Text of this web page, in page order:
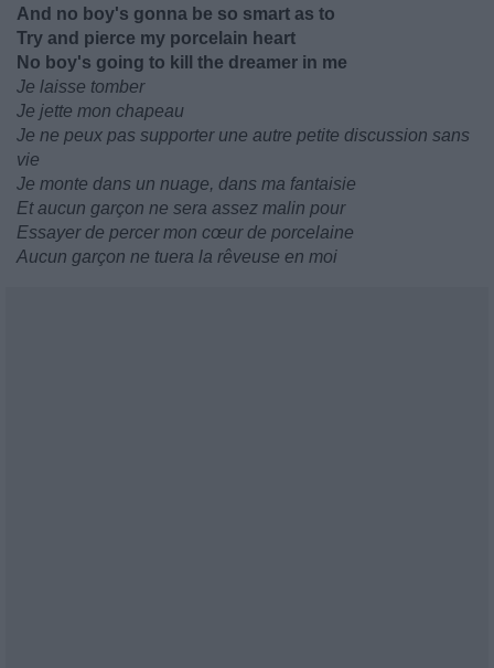
And no boy's gonna be so smart as to
Try and pierce my porcelain heart
No boy's going to kill the dreamer in me
Je laisse tomber
Je jette mon chapeau
Je ne peux pas supporter une autre petite discussion sans
vie
Je monte dans un nuage, dans ma fantaisie
Et aucun garçon ne sera assez malin pour
Essayer de percer mon cœur de porcelaine
Aucun garçon ne tuera la rêveuse en moi